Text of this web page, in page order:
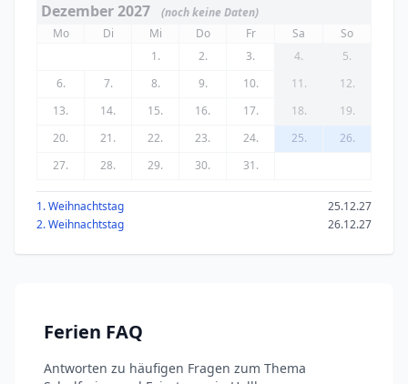
Dezember 2027
(noch keine Daten)
Mo
Di Mi Do Fr Sa
So
1.
2. 3. 4.
5.
6.
7. 8. 9. 10. 11.
12.
13.
14. 15. 16. 17. 18.
19.
20.
21. 22. 23. 24. 25.
26.
27.
28. 29. 30. 31.
1. Weihnachtstag
25.12.27
2. Weihnachtstag
26.12.27
Ferien FAQ
Antworten zu häufigen Fragen zum Thema